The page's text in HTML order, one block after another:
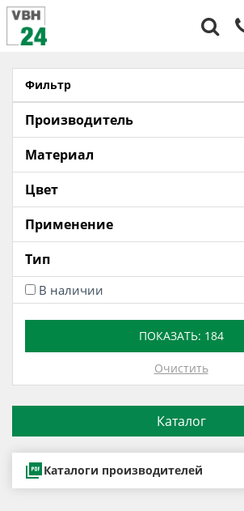
Фильтр
Производитель
Материал
Цвет
Применение
Тип
В наличии
ПОКАЗАТЬ: 184
Очистить
Каталог
Каталоги производителей